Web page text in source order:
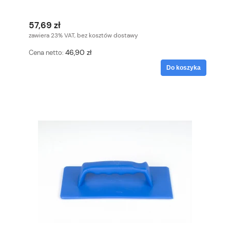
57,69 zł
zawiera 23% VAT, bez kosztów dostawy
Cena netto: 46,90 zł
Do koszyka